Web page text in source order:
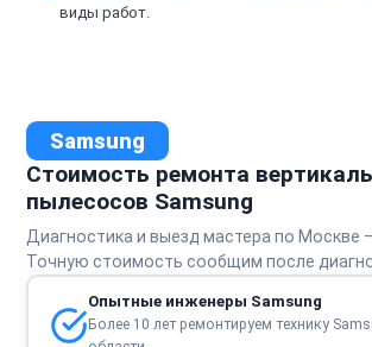
виды работ.
Samsung
Стоимость ремонта
пылесосов Samsung
Диагностика и выезд мастера по Москве
Точную стоимость сообщим после
Опытные инженеры Samsung
Более 10 лет ремонтируем технику